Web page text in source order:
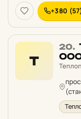
+380 (57)
Т
20.